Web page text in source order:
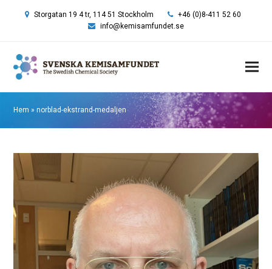
Storgatan 19 4 tr, 114 51 Stockholm
+46 (0)8-411 52 60
info@kemisamfundet.se
Hem »norblad-ekstrand-medaljen